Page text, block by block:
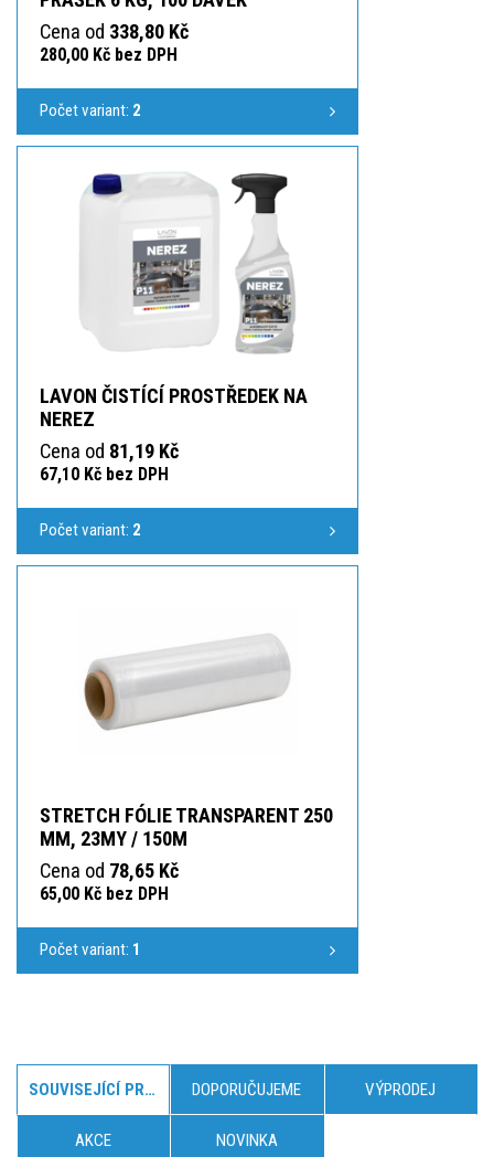
Cena od 338,80 Kč
280,00 Kč bez DPH
Počet variant: 2
LAVON ČISTÍCÍ PROSTŘEDEK NA
NEREZ
Cena od 81,19 Kč
67,10 Kč bez DPH
Počet variant: 2
STRETCH FÓLIE TRANSPARENT 250
MM, 23MY / 150M
Cena od 78,65 Kč
65,00 Kč bez DPH
Počet variant: 1
SOUVISEJÍCÍ PRODUKTY DOPORUČUJEME VÝPRODEJ
AKCE NOVINKA